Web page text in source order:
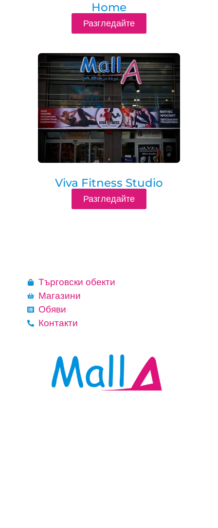
Home
Разгледайте
Viva Fitness Studio
Разгледайте
Търговски обекти
Магазини
Обяви
Контакти